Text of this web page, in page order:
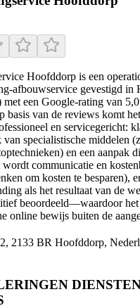
Hoofddorp is een
afbouwservice gevestigd in
met een Google-rating van
basis van de reviews komt
en servicegericht:
specialistische middelen
en een aanpak
communicatie en
om kosten te besparen),
als het resultaat van de
beoordeeld—waardoor het
online bewijs buiten de
2133 BR Hoofddorp,